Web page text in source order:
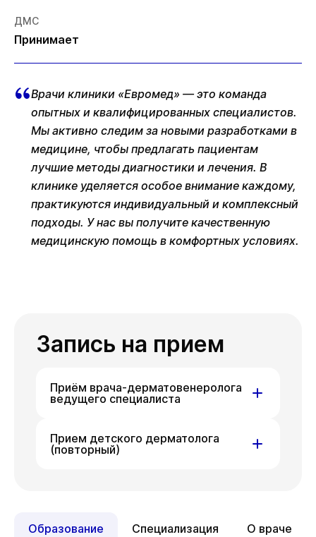
ДМС
Принимает
Врачи клиники «Евромед» — это команда
опытных и квалифицированных специалистов.
Мы активно следим за новыми разработками в
медицине, чтобы предлагать пациентам
лучшие методы диагностики и лечения. В
клинике уделяется особое внимание каждому,
практикуются индивидуальный и комплексный
подходы. У нас вы получите качественную
медицинскую помощь в комфортных условиях.
Запись на прием
Приём врача-дерматовенеролога
ведущего специалиста
ул. Гоголя, д. 42
Прием детского дерматолога
(повторный)
09 авг 10 авг 13 авг
Образование Специализация О враче